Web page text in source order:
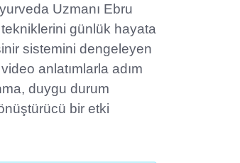
Uzmanı Ebru
günlük hayata
sistemini dengeleyen
anlatımlarla adım
duygu durum
bir etki